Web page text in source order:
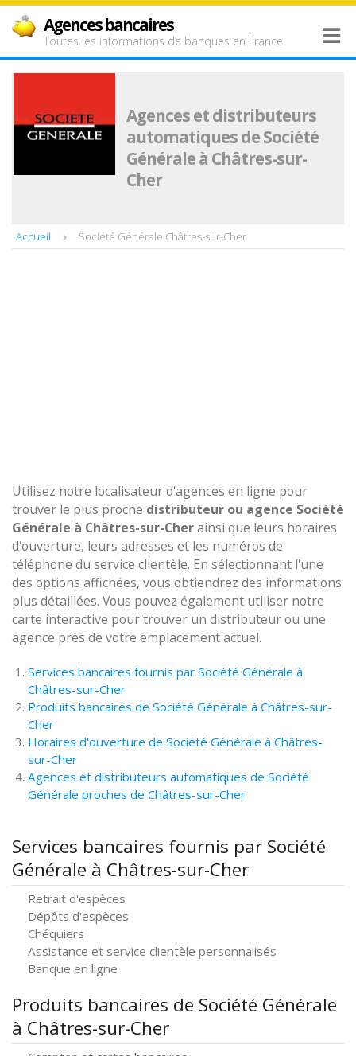
Agences bancaires
Toutes les informations de banques en France
Agences et distributeurs
automatiques de Société
Générale à Châtres-sur-
Cher
Accueil Société Générale Châtres-sur-Cher
Utilisez notre localisateur d'agences en ligne pour
trouver le plus proche distributeur ou agence Société
Générale à Châtres-sur-Cherainsi que leurs horaires
d'ouverture, leurs adresses et les numéros de
téléphone du service clientèle. En sélectionnant l'une
des options affichées, vous obtiendrez des informations
plus détaillées. Vous pouvez également utiliser notre
carte interactive pour trouver un distributeur ou une
agence près de votre emplacement actuel.
Services bancaires fournis par Société Générale à
Châtres-sur-Cher
Produits bancaires de Société Générale à Châtres-sur-
Cher
Horaires d'ouverture de Société Générale à Châtres-
sur-Cher
Agences et distributeurs automatiques de Société
Générale proches de Châtres-sur-Cher
Services bancaires fournis par Société
Générale à Châtres-sur-Cher
Retrait d'espèces
Dépôts d'espèces
Chéquiers
Assistance et service clientèle personnalisés
Banque en ligne
Produits bancaires de Société Générale
à Châtres-sur-Cher